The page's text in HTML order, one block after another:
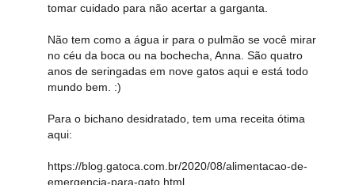
tomar cuidado para não acertar a garganta.
Não tem como a água ir para o pulmão se você mirar
no céu da boca ou na bochecha, Anna. São quatro
anos de seringadas em nove gatos aqui e está todo
mundo bem. :)
Para o bichano desidratado, tem uma receita ótima
aqui:
https://blog.gatoca.com.br/2020/08/alimentacao-de-
emergencia-para-gato.html